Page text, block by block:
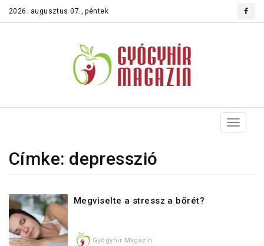
2026. augusztus 07., péntek
Toggle
Címke: depresszió
Megviselte a stressz a bőrét?
Gyógyhír Magazin